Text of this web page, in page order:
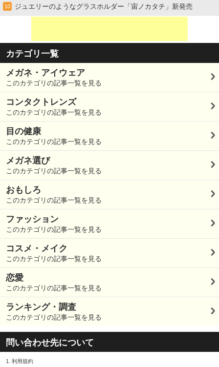
10 ジュエリーのようなグラスホルダー「宙ノカタチ」新発売
カテゴリ一覧
メガネ・アイウェア
このカテゴリの記事一覧を見る
コンタクトレンズ
このカテゴリの記事一覧を見る
目の健康
このカテゴリの記事一覧を見る
メガネ選び
このカテゴリの記事一覧を見る
おもしろ
このカテゴリの記事一覧を見る
ファッション
このカテゴリの記事一覧を見る
コスメ・メイク
このカテゴリの記事一覧を見る
恋愛
このカテゴリの記事一覧を見る
ランキング・調査
このカテゴリの記事一覧を見る
問い合わせ先について
1. 利用規約